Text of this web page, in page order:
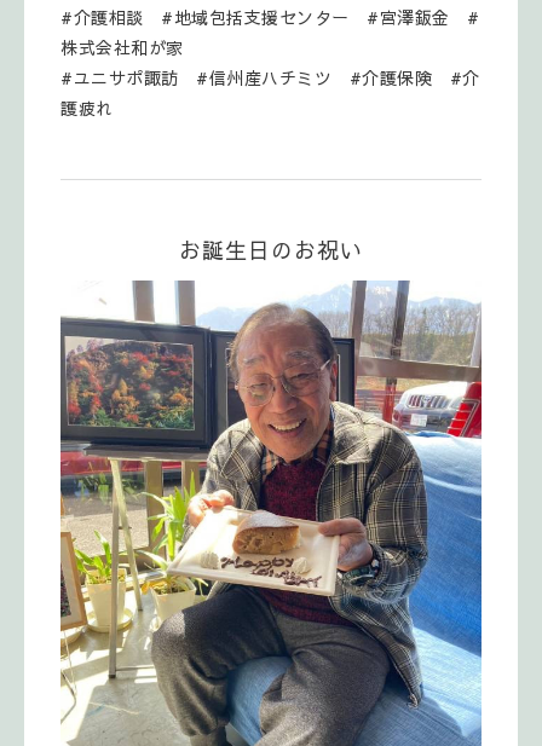
#介護相談 #地域包括支援センター #宮澤鈑金 #
株式会社和が家
#ユニサポ諏訪 #信州産ハチミツ #介護保険 #介
護疲れ
お誕生日のお祝い